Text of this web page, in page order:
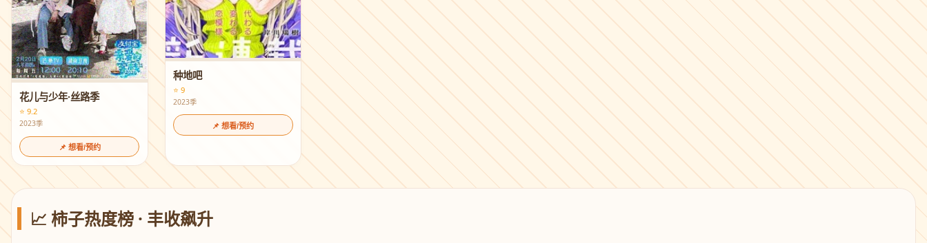
花儿与少年·丝路季
⭐ 9.2
2023季
📌 想看/预约
种地吧
⭐ 9
2023季
📌 想看/预约
📈 柿子热度榜 · 丰收飙升